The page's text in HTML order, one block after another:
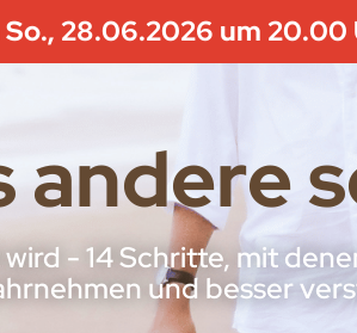
28.06.2026 um 20.00
andere
- 14 Schritte, mit
und besser